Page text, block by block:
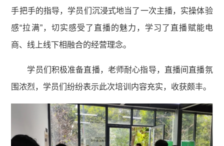
手把手的指导，学员们沉浸式地当了一次主播，实操体验
感“拉满”，切实感受了直播的魅力，学习了直播赋能电
商、线上线下相融合的经营理念。
学员们积极准备直播，老师耐心指导，直播间直播氛
围浓烈，学员们纷纷表示此次培训内容充实，收获颇丰。